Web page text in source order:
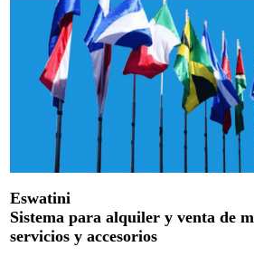
Eswatini
Sistema para alquiler y venta de
servicios y accesorios